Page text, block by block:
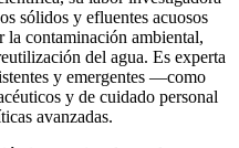
sólidos y efluentes acuosos
contaminación ambiental,
del agua. Es experta
y emergentes —como
y de cuidado personal
avanzadas.